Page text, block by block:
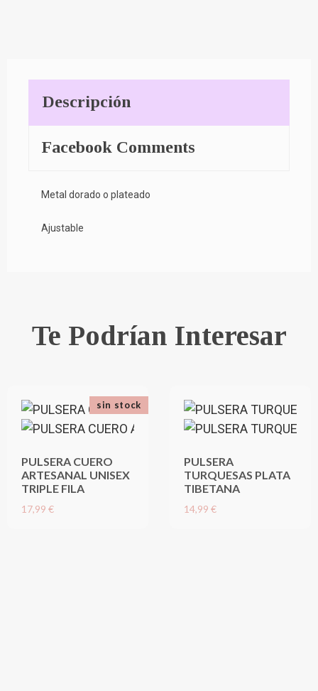
Descripción
Facebook Comments
Metal dorado o plateado
Ajustable
Te Podrían Interesar
PULSERA CUERO
ARTESANAL UNISEX
TRIPLE FILA
17,99 €
sin stock
PULSERA
TURQUESAS PLATA
TIBETANA
14,99 €